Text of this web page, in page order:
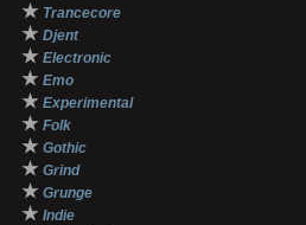
★ Trancecore
★ Djent
★ Electronic
★ Emo
★ Experimental
★ Folk
★ Gothic
★ Grind
★ Grunge
★ Indie